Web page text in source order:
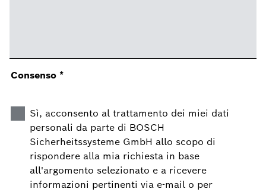
Consenso *
Sì, acconsento al trattamento dei miei dati
personali da parte di BOSCH
Sicherheitssysteme GmbH allo scopo di
rispondere alla mia richiesta in base
all'argomento selezionato e a ricevere
informazioni pertinenti via e-mail o per